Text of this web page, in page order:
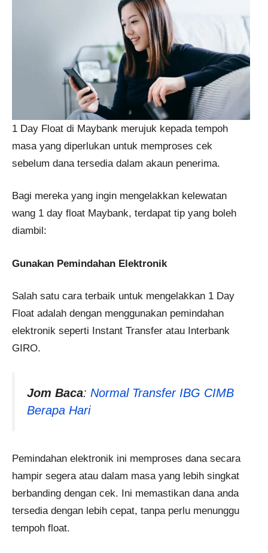
1 Day Float di Maybank merujuk kepada tempoh
masa yang diperlukan untuk memproses cek
sebelum dana tersedia dalam akaun penerima.
Bagi mereka yang ingin mengelakkan kelewatan
wang 1 day float Maybank, terdapat tip yang boleh
diambil:
Gunakan Pemindahan Elektronik
Salah satu cara terbaik untuk mengelakkan 1 Day
Float adalah dengan menggunakan pemindahan
elektronik seperti Instant Transfer atau Interbank
GIRO.
Jom Baca: Normal Transfer IBG CIMB
Berapa Hari
Pemindahan elektronik ini memproses dana secara
hampir segera atau dalam masa yang lebih singkat
berbanding dengan cek. Ini memastikan dana anda
tersedia dengan lebih cepat, tanpa perlu menunggu
tempoh float.